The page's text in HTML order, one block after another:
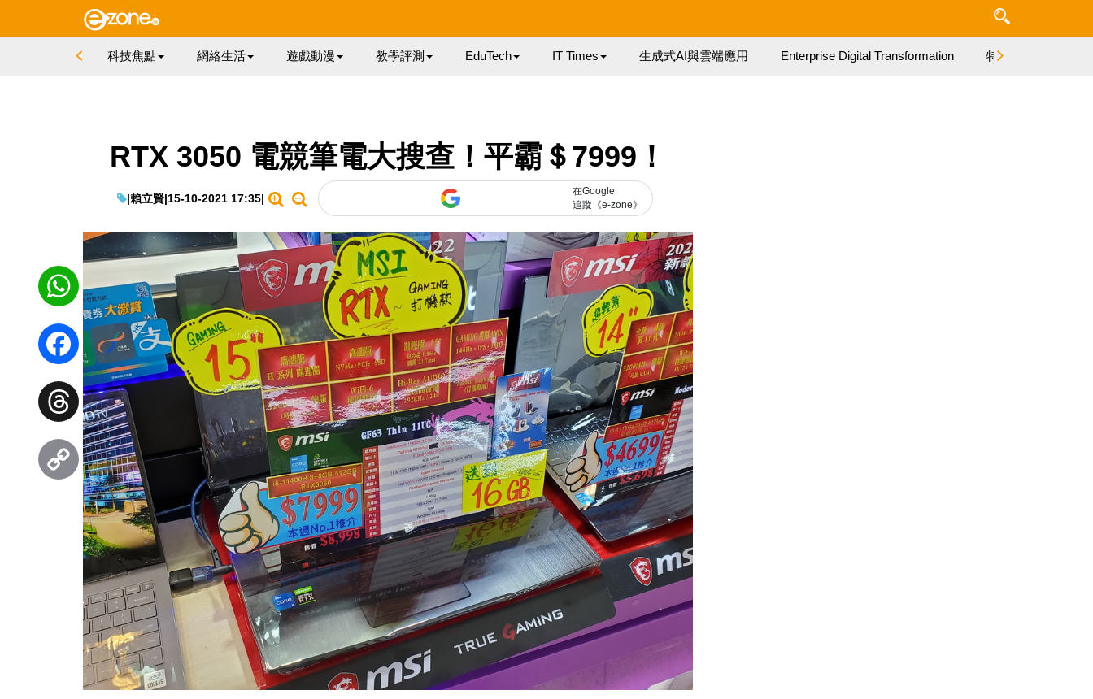
科技焦點 網絡生活 遊戲動漫 教學評測 EduTech IT Times 生成式AI與雲端應用 Enterprise Digital Transformation 特集
RTX 3050 電競筆電大搜查！平霸＄7999！
|賴立賢|15-10-2021 17:35|
在Google
追蹤《e-zone》
WhatsApp
Facebook
Threads
Copy
Link